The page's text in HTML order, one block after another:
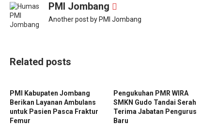
PMI Jombang
Another post by PMI Jombang
Related posts
PMI Kabupaten Jombang
Berikan Layanan Ambulans
untuk Pasien Pasca Fraktur
Femur
Pengukuhan PMR WIRA
SMKN Gudo Tandai Serah
Terima Jabatan Pengurus
Baru